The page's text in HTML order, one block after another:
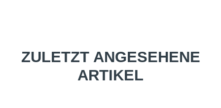
ZULETZT ANGESEHENE
ARTIKEL